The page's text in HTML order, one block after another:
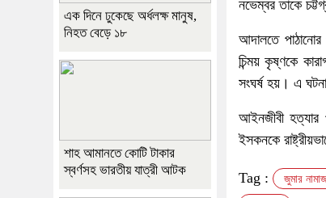
নভেম্বর তাকে
আদালতে পাঠানোর
চিন্ময় কৃষ্ণকে
সংঘর্ষ হয়। এ
আইনজীবী হত্যার
ইসকনকে
Tag : জুমার নামাজ
এক দিনে ঢুকেছে অর্ধলক্ষ মানুষ,
নিহত বেড়ে ১৮
শাহ আমানতে কোটি টাকার
স্বর্ণসহ ভারতীয় যাত্রী আটক